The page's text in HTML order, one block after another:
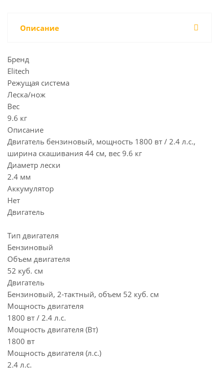
Описание
Бренд
Elitech
Режущая система
Леска/нож
Вес
9.6 кг
Описание
Двигатель бензиновый, мощность 1800 вт / 2.4 л.с.,
ширина скашивания 44 см, вес 9.6 кг
Диаметр лески
2.4 мм
Аккумулятор
Нет
Двигатель
Тип двигателя
Бензиновый
Объем двигателя
52 куб. см
Двигатель
Бензиновый, 2-тактный, объем 52 куб. см
Мощность двигателя
1800 вт / 2.4 л.с.
Мощность двигателя (Вт)
1800 вт
Мощность двигателя (л.с.)
2.4 л.с.